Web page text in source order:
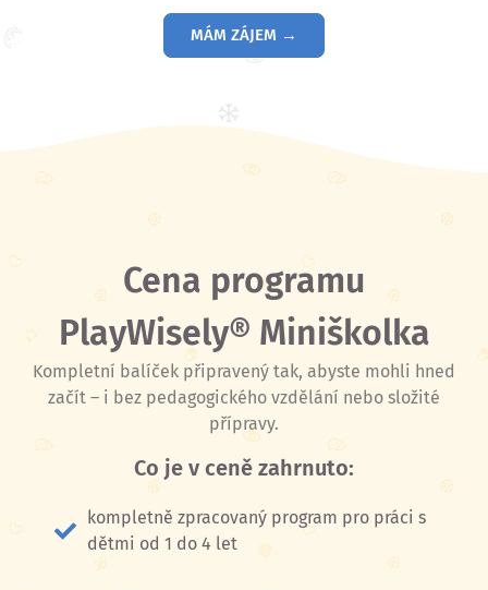
MÁM ZÁJEM →
Cena programu
PlayWisely® Miniškolka
Kompletní balíček připravený tak, abyste mohli hned
začít – i bez pedagogického vzdělání nebo složité
přípravy.
Co je v ceně zahrnuto:
kompletně zpracovaný program pro práci s
dětmi od 1 do 4 let